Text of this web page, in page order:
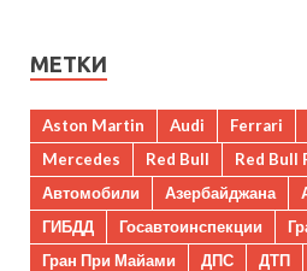
МЕТКИ
Aston Martin Audi Ferrari
Mercedes
Red Bull Red Bull
Автомобили
Азербайджана
ГИБДД
Госавтоинспекции
Гран При Майами
ДПС ДТП